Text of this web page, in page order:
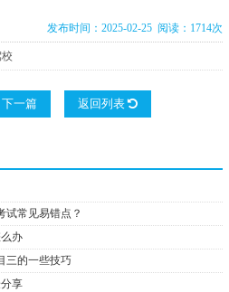
发布时间：2025-02-25 阅读：1714次
下一篇 返回列表
试常见易错点？
办
三的一些技巧
享